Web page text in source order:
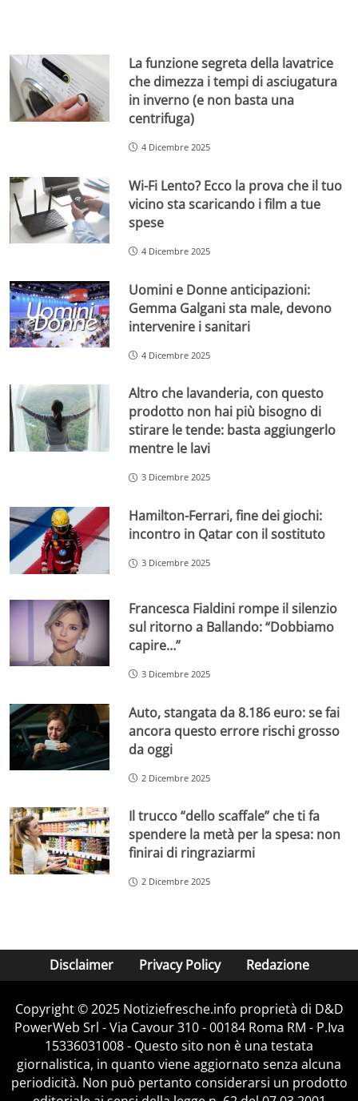
La funzione segreta della lavatrice
che dimezza i tempi di asciugatura
in inverno (e non basta una
centrifuga)
4 Dicembre 2025
Wi-Fi Lento? Ecco la prova che il tuo
vicino sta scaricando i film a tue
spese
4 Dicembre 2025
Uomini e Donne anticipazioni:
Gemma Galgani sta male, devono
intervenire i sanitari
4 Dicembre 2025
Altro che lavanderia, con questo
prodotto non hai più bisogno di
stirare le tende: basta aggiungerlo
mentre le lavi
3 Dicembre 2025
Hamilton-Ferrari, fine dei giochi:
incontro in Qatar con il sostituto
3 Dicembre 2025
Francesca Fialdini rompe il silenzio
sul ritorno a Ballando: “Dobbiamo
capire…”
3 Dicembre 2025
Auto, stangata da 8.186 euro: se fai
ancora questo errore rischi grosso
da oggi
2 Dicembre 2025
Il trucco “dello scaffale” che ti fa
spendere la metà per la spesa: non
finirai di ringraziarmi
2 Dicembre 2025
Disclaimer Privacy Policy Redazione
Copyright © 2025 Notiziefresche.info proprietà di D&D
PowerWeb Srl - Via Cavour 310 - 00184 Roma RM - P.Iva
15336031008 - Questo sito non è una testata
giornalistica, in quanto viene aggiornato senza alcuna
periodicità. Non può pertanto considerarsi un prodotto